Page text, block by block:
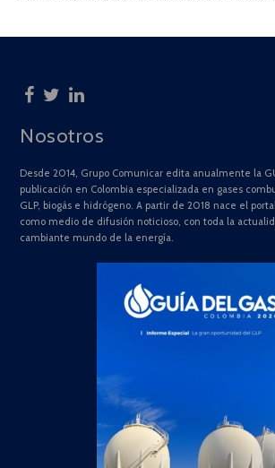
Nosotros
Desde 2014, Grupo Comunicar edita anualmente la
publicación en Colombia especializada en gases
GLP, biogás e hidrógeno. A partir de 2018 nace el
como medio de difusión noticioso, con toda la
cambiante mundo de la energía.